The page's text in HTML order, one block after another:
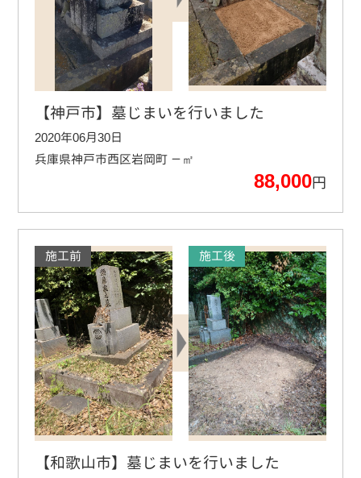
【神戸市】墓じまいを行いました
2020年06月30日
兵庫県神戸市西区岩岡町 －㎡
88,000円
施工前 施工後
【和歌山市】墓じまいを行いました